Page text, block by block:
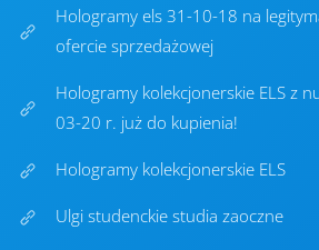
Hologramy els 31-10-18 na
ofercie sprzedażowej
Hologramy kolekcjonerskie ELS z
03-20 r. już do kupienia!
Hologramy kolekcjonerskie ELS
Ulgi studenckie studia zaoczne